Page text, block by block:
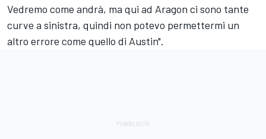
Vedremo come andrà, ma qui ad Aragon ci sono tante
curve a sinistra, quindi non potevo permettermi un
altro errore come quello di Austin".